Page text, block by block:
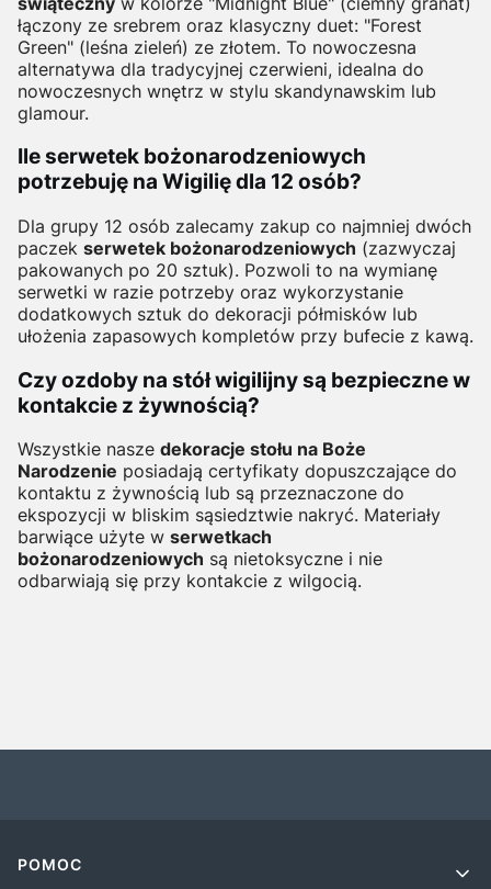
łączony ze srebrem oraz klasyczny duet: "Forest
Green" (leśna zieleń) ze złotem. To nowoczesna
alternatywa dla tradycyjnej czerwieni, idealna do
nowoczesnych wnętrz w stylu skandynawskim lub
glamour.
Ile serwetek bożonarodzeniowych
potrzebuję na Wigilię dla 12 osób?
Dla grupy 12 osób zalecamy zakup co najmniej dwóch
paczek serwetek bożonarodzeniowych (zazwyczaj
pakowanych po 20 sztuk). Pozwoli to na wymianę
serwetki w razie potrzeby oraz wykorzystanie
dodatkowych sztuk do dekoracji półmisków lub
ułożenia zapasowych kompletów przy bufecie z kawą.
Czy ozdoby na stół wigilijny są bezpieczne w
kontakcie z żywnością?
Wszystkie nasze dekoracje stołu na Boże
Narodzenie posiadają certyfikaty dopuszczające do
kontaktu z żywnością lub są przeznaczone do
ekspozycji w bliskim sąsiedztwie nakryć. Materiały
barwiące użyte w serwetkach
bożonarodzeniowych są nietoksyczne i nie
odbarwiają się przy kontakcie z wilgocią.
Linki w stopce
POMOC